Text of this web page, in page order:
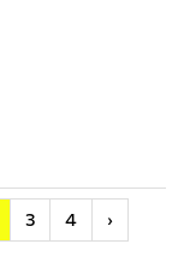
3 4 ›Nächste